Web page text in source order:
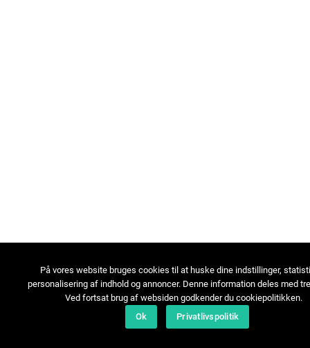
På vores website bruges cookies til at huske dine indstillinger,
personalisering af indhold og annoncer. Denne information deles med
Ved fortsat brug af websiden godkender du cookiepolitikken.
Ok
Privatlivspolitik